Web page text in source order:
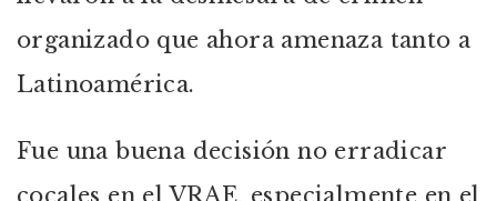
organizado que ahora amenaza tanto a
Latinoamérica.
Fue una buena decisión no erradicar
cocales en el VRAE, especialmente en el